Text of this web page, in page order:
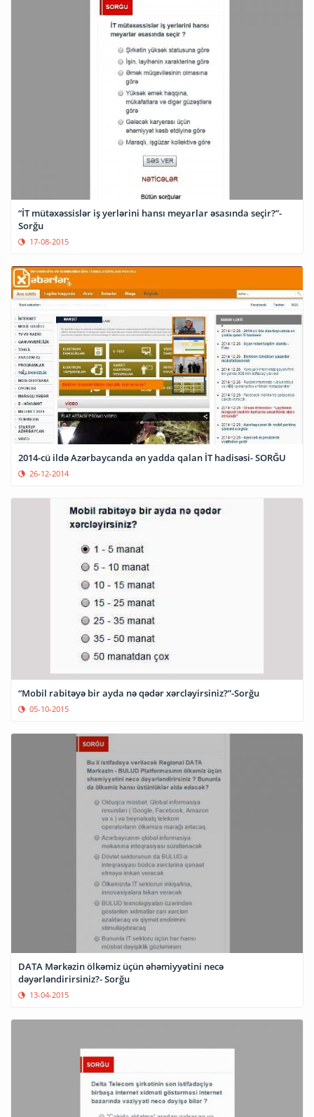
“İT mütəxəssislər iş yerlərini hansı meyarlar əsasında seçir?”-
Sorğu
17-08-2015
2014-cü ildə Azərbaycanda ən yadda qalan İT hadisəsi- SORĞU
26-12-2014
“Mobil rabitəyə bir ayda nə qədər xərcləyirsiniz?”-Sorğu
05-10-2015
DATA Mərkəzin ölkəmiz üçün əhəmiyyətini necə
dəyərləndirirsiniz?- Sorğu
13-04-2015